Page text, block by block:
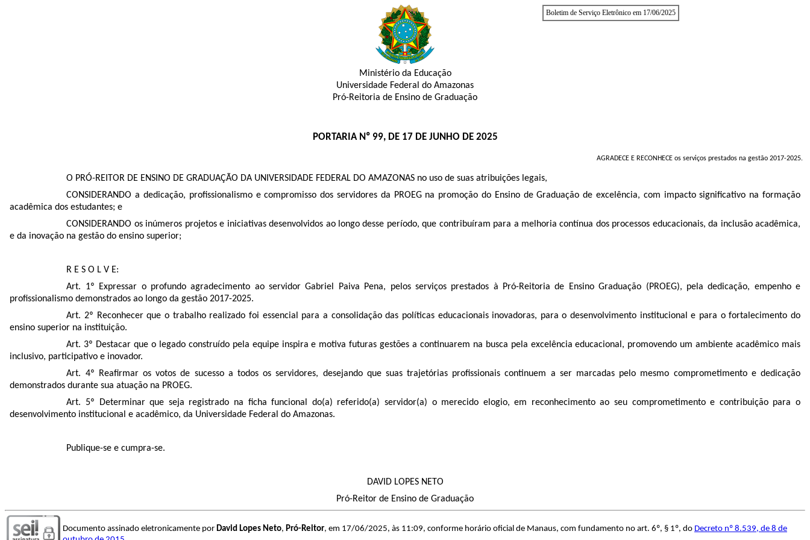
Boletim de Serviço Eletrônico em 17/06/2025
Ministério da Educação
Universidade Federal do Amazonas
Pró-Reitoria de Ensino de Graduação
PORTARIA Nº 99, DE 17 DE JUNHO DE 2025
AGRADECE E RECONHECE os serviços prestados na gestão 2017-2025.
O PRÓ-REITOR DE ENSINO DE GRADUAÇÃO DA UNIVERSIDADE FEDERAL DO AMAZONAS no uso de suas atribuições legais,
CONSIDERANDO a dedicação, profissionalismo e compromisso dos servidores da PROEG na promoção do Ensino de Graduação de excelência, com impacto significativo na formação
acadêmica dos estudantes; e
CONSIDERANDO os inúmeros projetos e iniciativas desenvolvidos ao longo desse período, que contribuíram para a melhoria contínua dos processos educacionais, da inclusão acadêmica,
e da inovação na gestão do ensino superior;
R E S O L V E:
Art. 1º Expressar o profundo agradecimento ao servidor Gabriel Paiva Pena, pelos serviços prestados à Pró-Reitoria de Ensino Graduação (PROEG), pela dedicação, empenho e
profissionalismo demonstrados ao longo da gestão 2017-2025.
Art. 2º Reconhecer que o trabalho realizado foi essencial para a consolidação das políticas educacionais inovadoras, para o desenvolvimento institucional e para o fortalecimento do
ensino superior na instituição.
Art. 3º Destacar que o legado construído pela equipe inspira e motiva futuras gestões a continuarem na busca pela excelência educacional, promovendo um ambiente acadêmico mais
inclusivo, participativo e inovador.
Art. 4º Reafirmar os votos de sucesso a todos os servidores, desejando que suas trajetórias profissionais continuem a ser marcadas pelo mesmo comprometimento e dedicação
demonstrados durante sua atuação na PROEG.
Art. 5º Determinar que seja registrado na ficha funcional do(a) referido(a) servidor(a) o merecido elogio, em reconhecimento ao seu comprometimento e contribuição para o
desenvolvimento institucional e acadêmico, da Universidade Federal do Amazonas.
Publique-se e cumpra-se.
DAVID LOPES NETO
Pró-Reitor de Ensino de Graduação
Documento assinado eletronicamente por David Lopes Neto, Pró-Reitor, em 17/06/2025, às 11:09, conforme horário oficial de Manaus, com fundamento no art. 6º, § 1º, do Decreto nº 8.539, de 8 de